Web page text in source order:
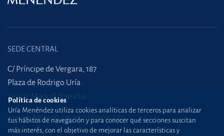
SEDE CENTRAL
C/ Príncipe de Vergara, 187
Plaza de Rodrigo Uría
28002 Madrid (España)
+34 915 860 400 madrid@uria.com
Política de cookies
Uría Menéndez utiliza cookies analíticas de terceros para analizar
tus hábitos de navegación y para conocer qué secciones suscitan
más interés, con el objetivo de mejorar las características y